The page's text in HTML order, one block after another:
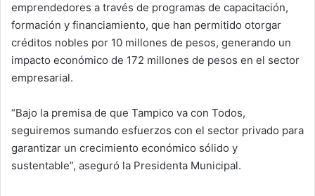
emprendedores a través de programas de capacitación,
formación y financiamiento, que han permitido otorgar
créditos nobles por 10 millones de pesos, generando un
impacto económico de 172 millones de pesos en el sector
empresarial.
“Bajo la premisa de que Tampico va con Todos,
seguiremos sumando esfuerzos con el sector privado para
garantizar un crecimiento económico sólido y
sustentable”, aseguró la Presidenta Municipal.